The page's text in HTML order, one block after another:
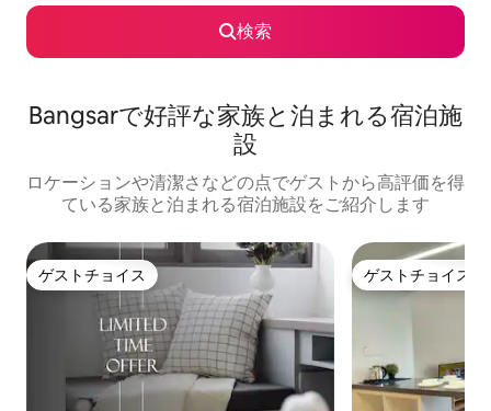
検索
Bangsarで好評な家族と泊まれる宿泊施
設
ロケーションや清潔さなどの点でゲストから高評価を得
ている家族と泊まれる宿泊施設をご紹介します
ゲストチョイス
ゲストチョイス ゲストチョイス
ゲストチョイス